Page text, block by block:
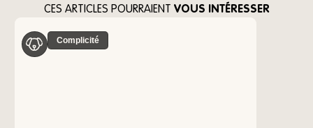
CES ARTICLES POURRAIENT VOUS INTÉRESSER
Complicité